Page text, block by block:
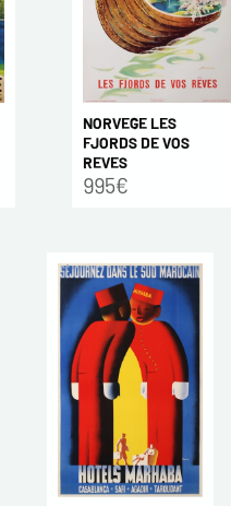
NORVEGE LES
FJORDS DE VOS
REVES
995€